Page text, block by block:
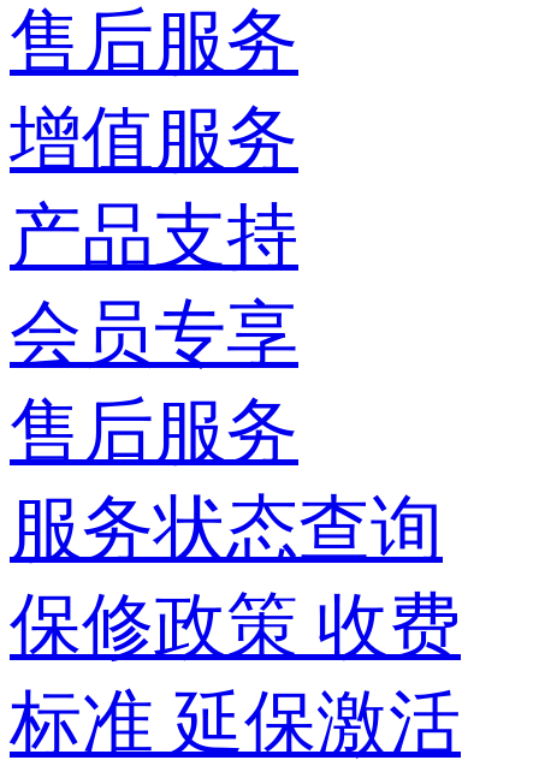
售后服务
增值服务
产品支持
会员专享
售后服务
服务状态查询
保修政策 收费
标准 延保激活